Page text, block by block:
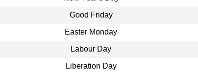
Good Friday
Easter Monday
Labour Day
Liberation Day